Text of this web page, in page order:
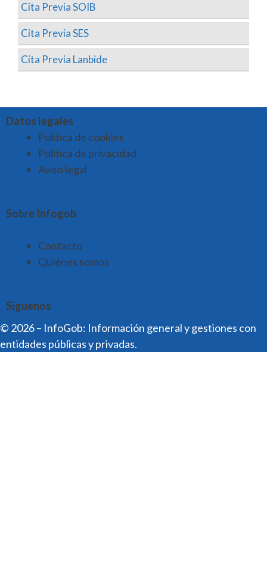
Cita Previa SOIB
Cita Previa SES
Cita Previa Lanbide
Datos legales
Política de cookies
Política de privacidad
Aviso legal
Sobre Infogob
Contacto
Quiénes somos
Síguenos
© 2026 – InfoGob: Información general y gestiones con
entidades públicas y privadas.